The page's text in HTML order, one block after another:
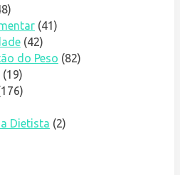
(41)
(42)
do Peso (82)
(19)
Dietista (2)